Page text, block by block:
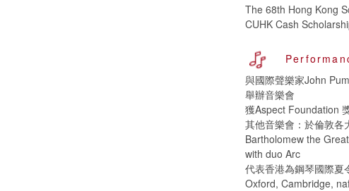
The 68th Hong Kong
CUHK Cash
與國際聲樂家John
舉辦音樂會
獲Aspect Foundation
其他音樂會：於倫敦
Bartholomew the
with duo Arc
代表香港為鋼琴國際
Oxford, Cambridge,